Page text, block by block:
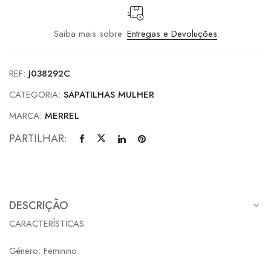
Saiba mais sobre Entregas e Devoluções
REF: J038292C
CATEGORIA: SAPATILHAS MULHER
MARCA: MERREL
PARTILHAR:
DESCRIÇÃO
CARACTERÍSTICAS
Género: Feminino